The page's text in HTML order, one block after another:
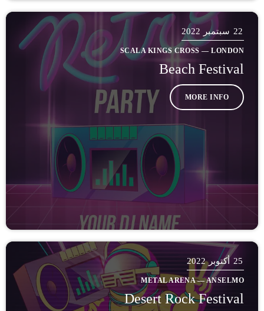
22 سبتمبر 2022
SCALA KINGS CROSS — LONDON
Beach Festival
MORE INFO
25 أكتوبر 2022
METAL ARENA — ANSELMO
Desert Rock Festival